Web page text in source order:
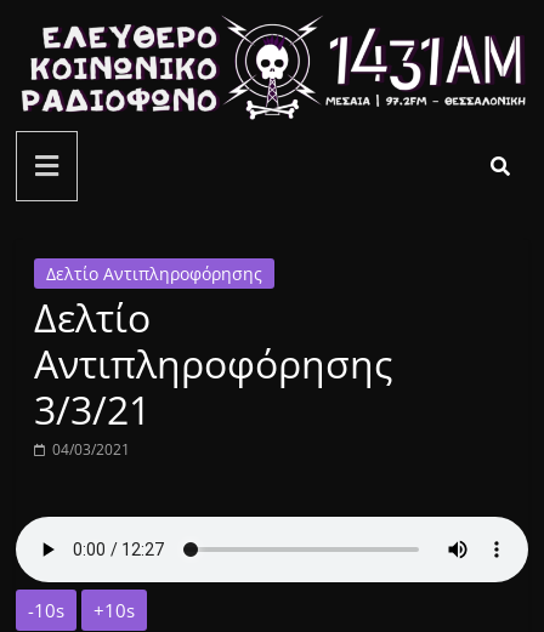
περιεχόμενο
ελεύθερο
κοινωνικό
ραδιόφωνο
1431AM
Δελτίο Αντιπληροφόρησης
Δελτίο
Αντιπληροφόρησης
3/3/21
04/03/2021
-10s
+10s